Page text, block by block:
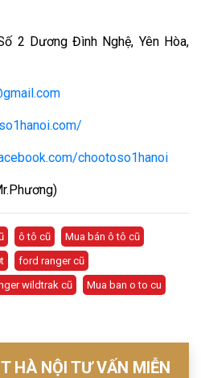
2 Dương Đình Nghệ, Yên Hòa,
chootoso1hanoi
ô tô cũ
Mua bán ô tô cũ
ford ranger cũ
wildtrak cũ
Mua ban o to cu
HÀ NỘI TƯ VẤN MIỄN